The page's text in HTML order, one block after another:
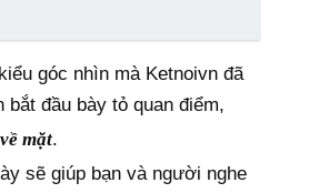
góc nhìn mà Ketnoivn đã
bắt đầu bày tỏ quan điểm,
mặt.
sẽ giúp bạn và người nghe